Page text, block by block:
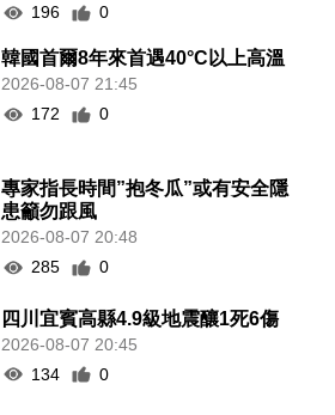
196
0
韓國首爾8年來首遇40°C以上高溫
2026-08-07 21:45
172
0
專家指長時間”抱冬瓜”或有安全隱
患籲勿跟風
2026-08-07 20:48
285
0
四川宜賓高縣4.9級地震釀1死6傷
2026-08-07 20:45
134
0